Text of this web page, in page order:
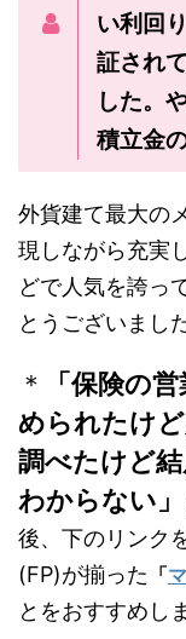
い利回
証され
した。
積立金
外貨建て最大の
現しながら充実
どで人気を誇っ
とうございました
＊
「保険の
められたけ
調べたけど
わからない」
後、下のリンク
(FP)が揃った 「
とをおすすめし